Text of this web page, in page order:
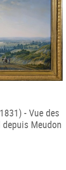
- Vue des
Meudon